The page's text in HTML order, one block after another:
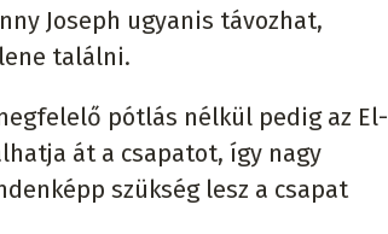
Joseph ugyanis távozhat,
találni.
pótlás nélkül pedig az El-
át a csapatot, így nagy
szükség lesz a csapat